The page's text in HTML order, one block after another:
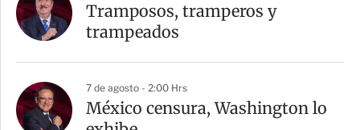
Tramposos, tramperos y
trampeados
7 de agosto - 2:00 Hrs
México censura, Washington lo